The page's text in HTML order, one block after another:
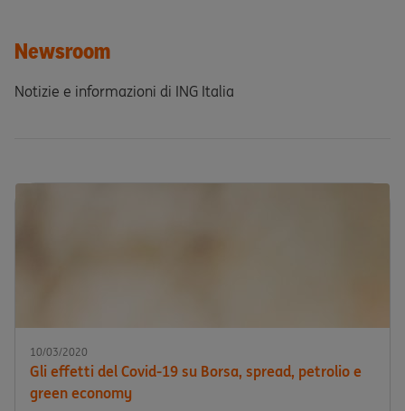
Newsroom
Notizie e informazioni di ING Italia
10/03/2020
Gli effetti del Covid-19 su Borsa, spread, petrolio e
green economy